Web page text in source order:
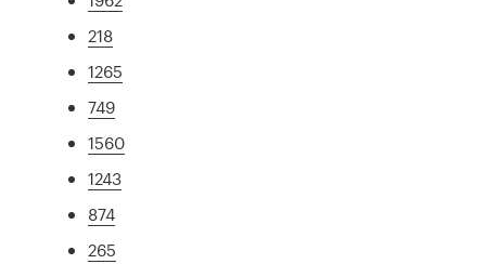
218
1265
749
1560
1243
874
265